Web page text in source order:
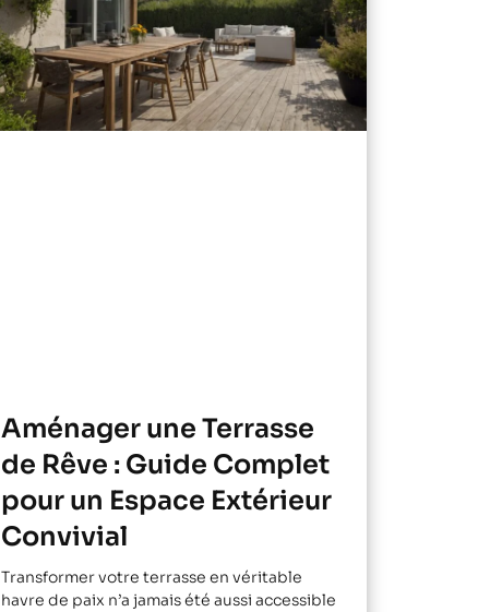
Aménager une Terrasse
de Rêve : Guide Complet
pour un Espace Extérieur
Convivial
Transformer votre terrasse en véritable
havre de paix n’a jamais été aussi accessible